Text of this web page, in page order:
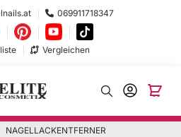
069911718347
Vergleichen
NAGELLACKENTFERNER